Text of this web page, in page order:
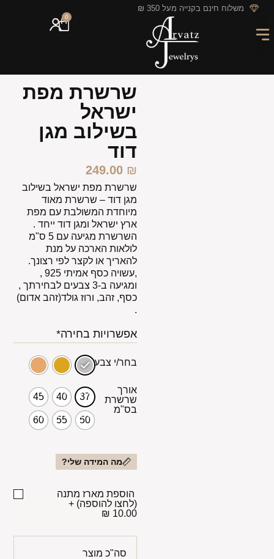
לתוכן משלוח חינם בקנייה מעל 350 ₪
0
שרשרת מפת
ישראל
בשילוב מגן
דוד
249.00 ₪
שרשרת מפת ישראל בשילוב
מגן דוד – שרשרת מאוד
מיוחדת המשולבת עם מפת
ארץ ישראל ומגן דוד ייחד .
השרשרת מגיעה עם 5 ס"מ
לולאות הארכה על מנת
להאריך או לקצר לפי רצונך.
,עשויה כסף אמיתי 925 ,
ומגיעה ב-3 צבעים לבחירתך ,
כסף, זהב, ורוז גולד(זהב אדום)
.
אפשרויות בחירה*
בחר/י צבע
אורך
שרשרת
בס"מ
37
40
45
50
55
60
מה המידה שלי?
הוספת מארז מתנה
(לחצו להוספה) +
10.00 ₪
סה"כ מוצר